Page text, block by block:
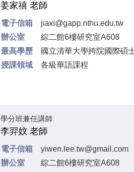
姜家禧 老師
電子信箱
jiaxi@gapp.nthu.edu.tw
辦公室
綜二館6樓研究室A608
最高學歷
國立清華大學跨院國際碩
授課領域
各級華語課程
學分班兼任講師
李羿妏 老師
電子信箱
yiwen.lee.tw@gmail.com
辦公室
綜二館6樓研究室A608